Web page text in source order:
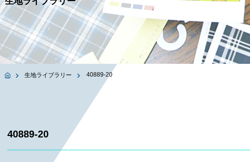
生地ライブラリー 40889-20
40889-20